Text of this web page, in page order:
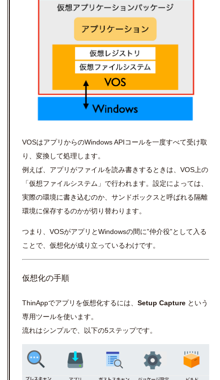
VOSはアプリからのWindows APIコールを一度すべて受け取
り、変換して処理します。
例えば、アプリがファイルを読み書きするときは、VOS上の
「仮想ファイルシステム」で行われます。設定によっては、
実際の環境に書き込むのか、サンドボックスと呼ばれる隔離
環境に保存するのかが切り替わります。
つまり、VOSがアプリとWindowsの間に”仲介役”として入る
ことで、仮想化が成り立っているわけです。
仮想化の手順
ThinAppでアプリを仮想化するには、 Setup Capture という
専用ツールを使います。
流れはシンプルで、以下の5ステップです。